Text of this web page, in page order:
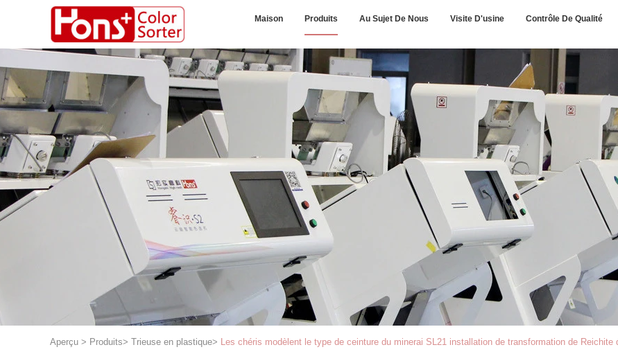
Maison Produits Au Sujet De Nous Visite D'usine Contrôle De Qualité
Aperçu > Produits> Trieuse en plastique> Les chéris modèlent le type de ceinture du minerai SL21 installation de transformation de